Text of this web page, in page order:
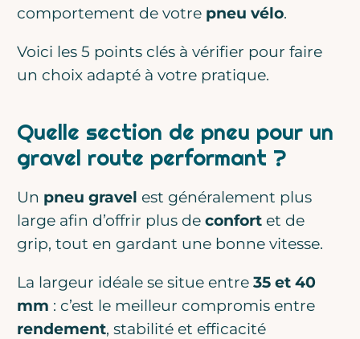
comportement de votre pneu vélo.
Voici les 5 points clés à vérifier pour faire
un choix adapté à votre pratique.
Quelle section de pneu pour un
gravel route performant ?
Un pneu gravel est généralement plus
large afin d’offrir plus deconfort et de
grip, tout en gardant une bonne vitesse.
La largeur idéale se situe entre35 et 40
mm : c’est le meilleur compromis entre
rendement, stabilité et efficacité